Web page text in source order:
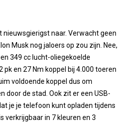
nieuwsgierigst naar. Verwacht geen
Musk nog jaloers op zou zijn. Nee,
349 cc lucht-oliegekoelde
pk en 27 Nm koppel bij 4.000 toeren
voldoende koppel dus om
door de stad. Ook zit er een USB-
je je telefoon kunt opladen tijdens
verkrijgbaar in 7 kleuren en 3